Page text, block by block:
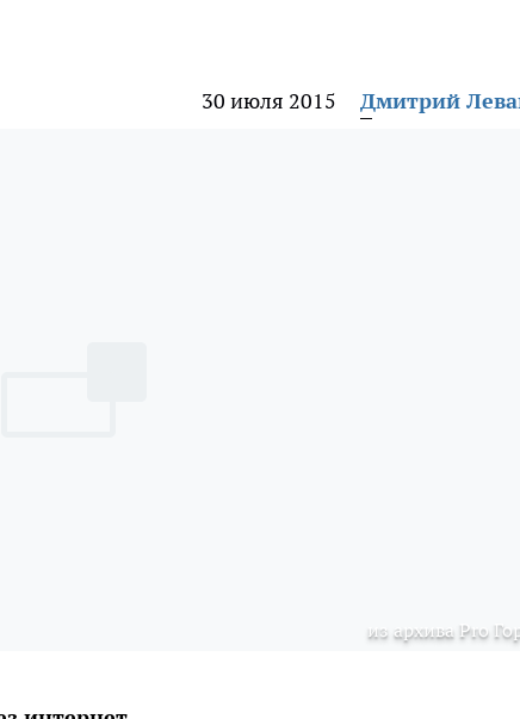
30 июля 2015 Дмитрий
из архива Pro